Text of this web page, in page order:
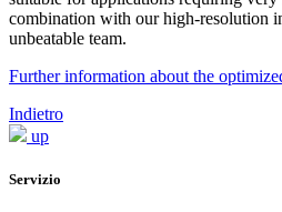
combination with our high-resolution
unbeatable team.
Further information about the
Indietro
up
Servizio